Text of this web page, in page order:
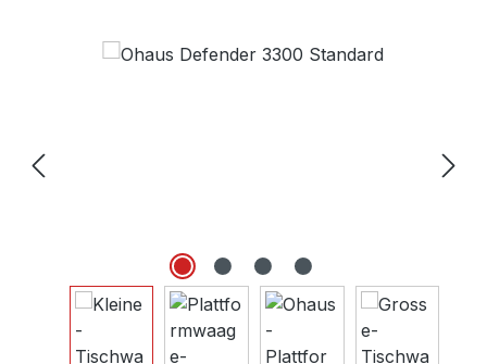
Bildergalerie überspringen